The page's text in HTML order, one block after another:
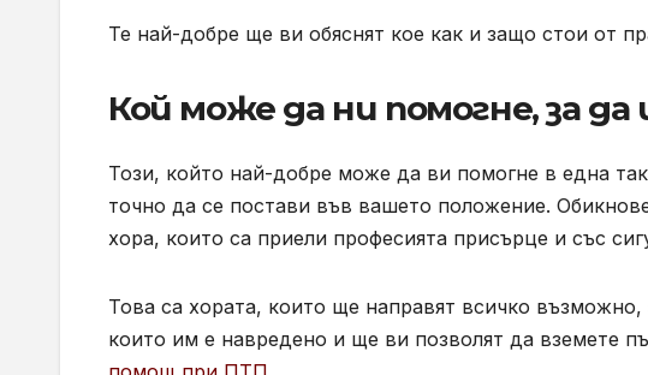
Те най-добре ще ви обяснят кое как и защо стои от
Кой може да ни помогне, за
Този, който най-добре може да ви помогне в една
точно да се постави във вашето положение.
хора, които са приели професията присърце и със
Това са хората, които ще направят всичко
които им е навредено и ще ви позволят да вземете